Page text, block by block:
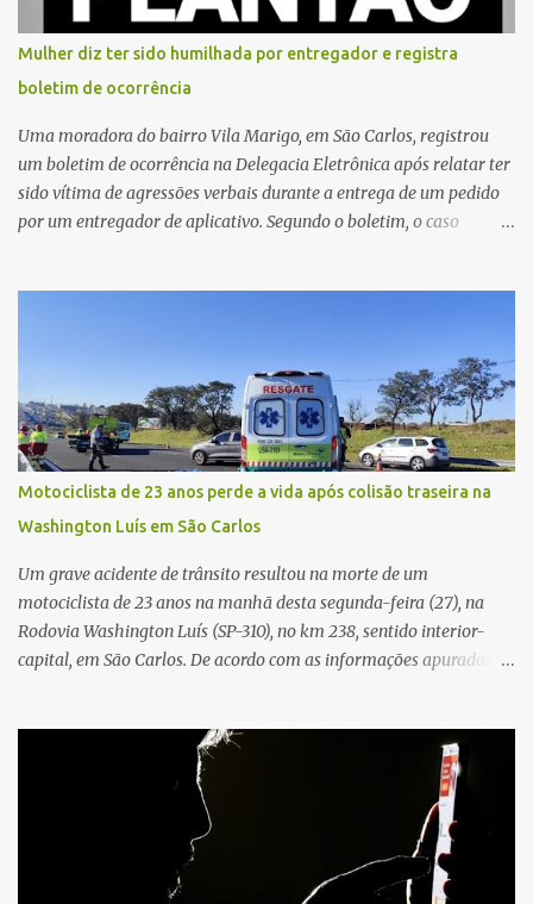
feridos. Equipes da Polícia Militar de Santa Gertrudes atenderam a
ocorrência e isolaram a área para o trabalho da perícia. Até a
última atualização, nenhum suspeito havia sido preso. A Polícia
Civil investigará a motivação da briga, a autoria dos disparos e as
circunstâncias do crime. A ocorrência segue em anda...
Mulher diz ter sido humilhada por entregador e registra
boletim de ocorrência
Uma moradora do bairro Vila Marigo, em São Carlos, registrou
um boletim de ocorrência na Delegacia Eletrônica após relatar ter
sido vítima de agressões verbais durante a entrega de um pedido
por um entregador de aplicativo. Segundo o boletim, o caso
proximidades. Ainda conforme o registro policial, a vítima relatou
que, ao receber a entrega, voltou a ser ofendida com palavras de
baixo calão e insultos. Ela informou à Polícia Civil que mora
sozinha e que se sentiu ameaçada, coagida e humilhada com a
situação. Fonte: São Carlos Agora
Motociclista de 23 anos perde a vida após colisão traseira na
Washington Luís em São Carlos
Um grave acidente de trânsito resultou na morte de um
motociclista de 23 anos na manhã desta segunda-feira (27), na
Rodovia Washington Luís (SP-310), no km 238, sentido interior-
capital, em São Carlos. De acordo com as informações apuradas no
veículo, o trânsito estava lento e congestionado devido a obras
realizadas na rodovia, momento em que ocorreu o impacto. Com
a violência da colisão, o motociclista foi arremessado ao solo.
Testemunhas relataram que o capacete teria se desprendido
durante o acidente. O jovem sofreu ferimentos gravíssimos e
morreu ainda no local. Equipes de resgate e de atendimento da